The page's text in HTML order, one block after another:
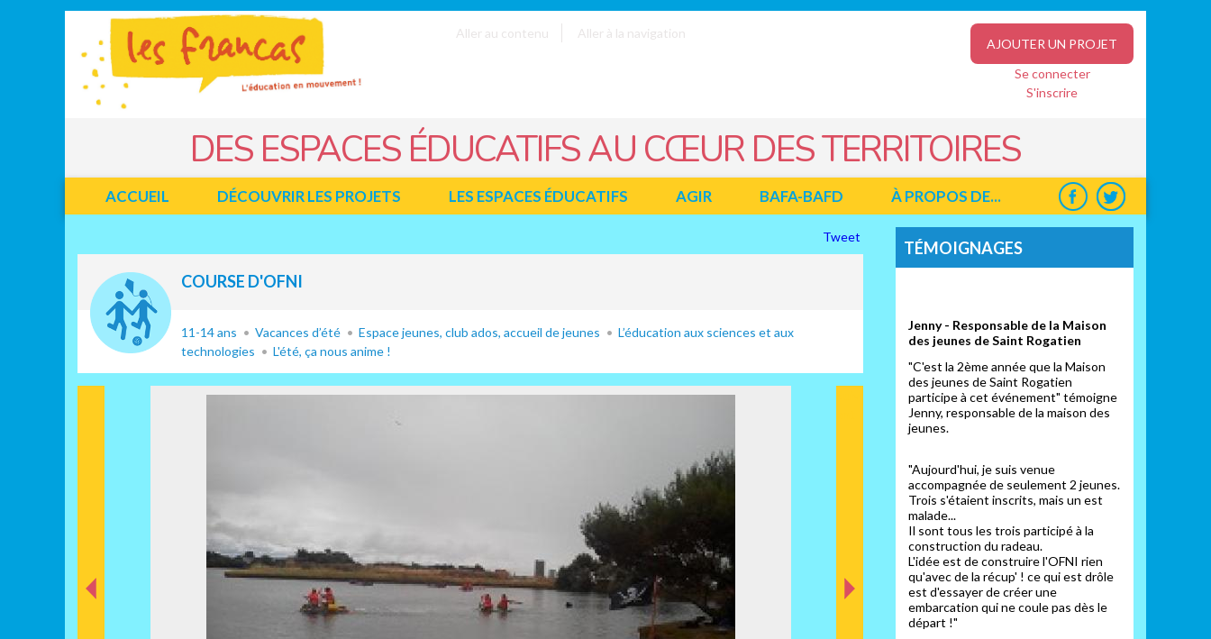
Aller au contenu
Aller à la navigation
AJOUTER UN PROJET
Se connecter
S'inscrire
DES ESPACES ÉDUCATIFS AU CŒUR DES TERRITOIRES
ACCUEIL DÉCOUVRIR LES PROJETS LES ESPACES ÉDUCATIFS AGIR BAFA-BAFD À PROPOS DE...
FacebookTwitter
Tweet
COURSE D'OFNI
11-14 ans Vacances d’été Espace jeunes, club ados, accueil de jeunes
L’éducation aux sciences et aux
technologies
L'été, ça nous anime !
TÉMOIGNAGES
Jenny - Responsable de la Maison
des jeunes de Saint Rogatien
"C'est la 2ème année que la Maison
des jeunes de Saint Rogatien
participe à cet événement" témoigne
Jenny, responsable de la maison des
jeunes.
"Aujourd'hui, je suis venue
accompagnée de seulement 2 jeunes.
Trois s'étaient inscrits, mais un est
malade...
Il sont tous les trois participé à la
construction du radeau.
L'idée est de construire l'OFNI rien
qu'avec de la récup' ! ce qui est drôle
est d'essayer de créer une
embarcation qui ne coule pas dès le
départ !"
Panneau de gestion des cookies